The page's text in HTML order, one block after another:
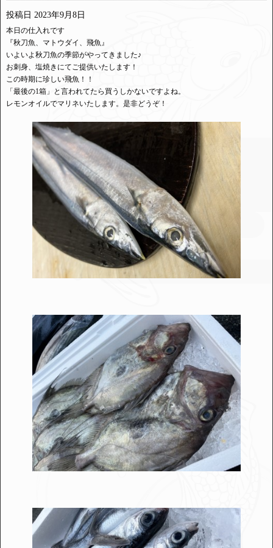
投稿日 2023年9月8日
本日の仕入れです
『秋刀魚、マトウダイ、飛魚』
いよいよ秋刀魚の季節がやってきました♪
お刺身、塩焼きにてご提供いたします！
この時期に珍しい飛魚！！
「最後の1箱」と言われてたら買うしかないですよね。
レモンオイルでマリネいたします。是非どうぞ！